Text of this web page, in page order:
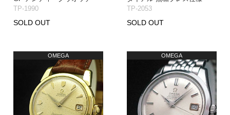
TP-1990
SOLD OUT
TP-2053
SOLD OUT
OMEGA OMEGA